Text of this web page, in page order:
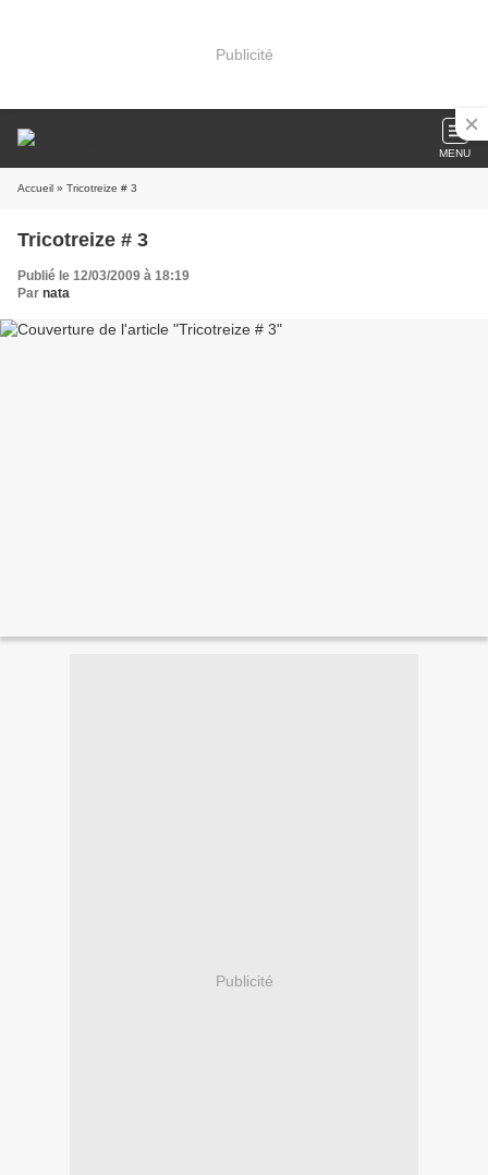
Publicité
MENU
Accueil » Tricotreize # 3
Tricotreize # 3
Publié le 12/03/2009 à 18:19
Par nata
Publicité